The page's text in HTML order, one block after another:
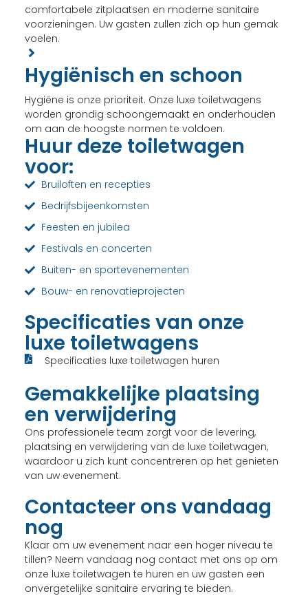
comfortabele zitplaatsen en moderne sanitaire
voorzieningen. Uw gasten zullen zich op hun gemak
voelen.
Hygiënisch en schoon
Hygiëne is onze prioriteit. Onze luxe toiletwagens
worden grondig schoongemaakt en onderhouden
om aan de hoogste normen te voldoen.
Huur deze toiletwagen
voor:
Bruiloften en recepties
Bedrijfsbijeenkomsten
Feesten en jubilea
Festivals en concerten
Buiten- en sportevenementen
Bouw- en renovatieprojecten
Specificaties van onze
luxe toiletwagens
Specificaties luxe toiletwagen huren
Gemakkelijke plaatsing
en verwijdering
Ons professionele team zorgt voor de levering,
plaatsing en verwijdering van de luxe toiletwagen,
waardoor u zich kunt concentreren op het genieten
van uw evenement.
Contacteer ons vandaag
nog
Klaar om uw evenement naar een hoger niveau te
tillen? Neem vandaag nog contact met ons op om
onze luxe toiletwagen te huren en uw gasten een
onvergetelijke sanitaire ervaring te bieden.